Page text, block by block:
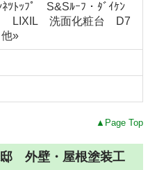
ﾂﾄｯﾌﾟ S&Sﾙｰﾌ・ﾀﾞｲｹﾝ
LIXIL 洗面化粧台 D7
»
▲Page Top
外壁・屋根塗装工